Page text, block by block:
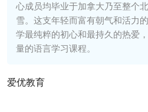
心成员均毕业于加拿大乃至整个
雪。这支年轻而富有朝气和活力
学最纯粹的初心和最持久的热爱
量的语言学习课程。
爱优教育